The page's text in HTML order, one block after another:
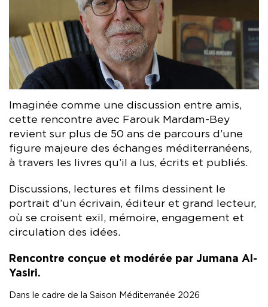
Imaginée comme une discussion entre amis,
cette rencontre avec Farouk Mardam-Bey
revient sur plus de 50 ans de parcours d’une
figure majeure des échanges méditerranéens,
à travers les livres qu’il a lus, écrits et publiés.
Discussions, lectures et films dessinent le
portrait d’un écrivain, éditeur et grand lecteur,
où se croisent exil, mémoire, engagement et
circulation des idées.
Rencontre conçue et modérée par Jumana Al-
Yasiri.
Dans le cadre de la Saison Méditerranée 2026